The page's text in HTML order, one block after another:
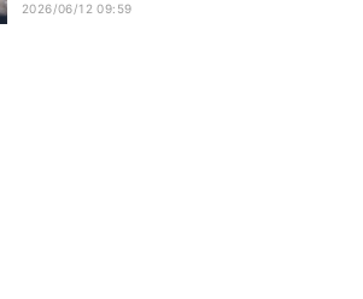
2026/06/12 09:59